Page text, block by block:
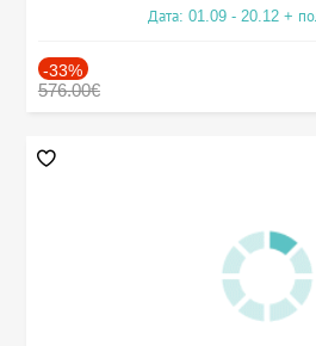
Дата: 01.09 - 20.12 +
-33%
576.00€